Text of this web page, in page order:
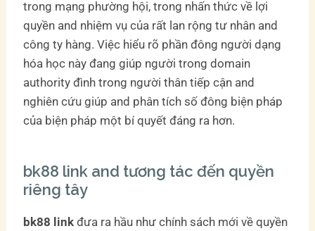
trong mạng phường hội, trong nhấn thức về lợi
quyền and nhiệm vụ của rất lan rộng tư nhân and
công ty hàng. Việc hiểu rõ phần đông người dạng
hóa học này đang giúp người trong domain
authority đình trong người thân tiếp cận and
nghiên cứu giúp and phân tích số đông biện pháp
của biện pháp một bí quyết đáng ra hơn.
bk88 link and tương tác đến quyền
riêng tây
bk88 link đưa ra hầu như chính sách mới về quyền